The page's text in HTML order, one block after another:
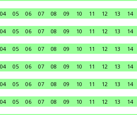
04 05 06 07 08 09 10 11 12 13 14
04 05 06 07 08 09 10 11 12 13 14
04 05 06 07 08 09 10 11 12 13 14
04 05 06 07 08 09 10 11 12 13 14
04 05 06 07 08 09 10 11 12 13 14
04 05 06 07 08 09 10 11 12 13 14